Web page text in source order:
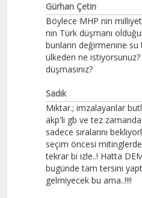
Gürhan Çetin
Böylece MHP nin
nin Türk düşmanı
bunların değirmenine su
ülkeden ne
düşmasınız?
Sadık
Mıktar.; imzalayanlar
akp'li gb ve tez
sadece sıralarını
seçim öncesi
tekrar bi izle..! Hatta
bugünde tam tersini
gelmiyecek bu ama..!!!!